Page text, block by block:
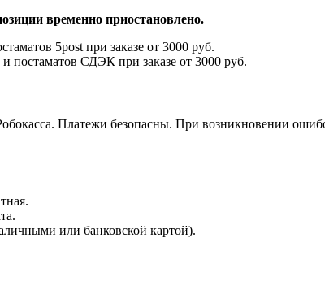
временно приостановлено.
5post при заказе от 3000 руб.
постаматов СДЭК при заказе от 3000 руб.
Платежи безопасны. При возникновении
или банковской картой).